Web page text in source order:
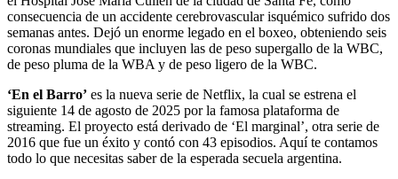
consecuencia de un accidente cerebrovascular isquémico sufrido dos
semanas antes. Dejó un enorme legado en el boxeo, obteniendo seis
coronas mundiales que incluyen las de peso supergallo de la WBC,
de peso pluma de la WBA y de peso ligero de la WBC.
‘En el Barro’ es la nueva serie de Netflix, la cual se estrena el
siguiente 14 de agosto de 2025 por la famosa plataforma de
streaming. El proyecto está derivado de ‘El marginal’, otra serie de
2016 que fue un éxito y contó con 43 episodios. Aquí te contamos
todo lo que necesitas saber de la esperada secuela argentina.